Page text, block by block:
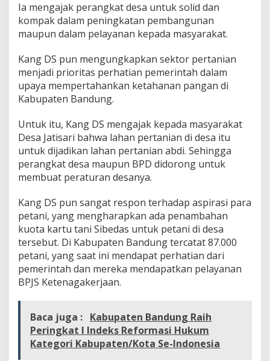
Ia mengajak perangkat desa untuk solid dan
kompak dalam peningkatan pembangunan
maupun dalam pelayanan kepada masyarakat.
Kang DS pun mengungkapkan sektor pertanian
menjadi prioritas perhatian pemerintah dalam
upaya mempertahankan ketahanan pangan di
Kabupaten Bandung.
Untuk itu, Kang DS mengajak kepada masyarakat
Desa Jatisari bahwa lahan pertanian di desa itu
untuk dijadikan lahan pertanian abdi. Sehingga
perangkat desa maupun BPD didorong untuk
membuat peraturan desanya.
Kang DS pun sangat respon terhadap aspirasi para
petani, yang mengharapkan ada penambahan
kuota kartu tani Sibedas untuk petani di desa
tersebut. Di Kabupaten Bandung tercatat 87.000
petani, yang saat ini mendapat perhatian dari
pemerintah dan mereka mendapatkan pelayanan
BPJS Ketenagakerjaan.
Baca juga : Kabupaten Bandung Raih
Peringkat I Indeks Reformasi Hukum
Kategori Kabupaten/Kota Se-Indonesia